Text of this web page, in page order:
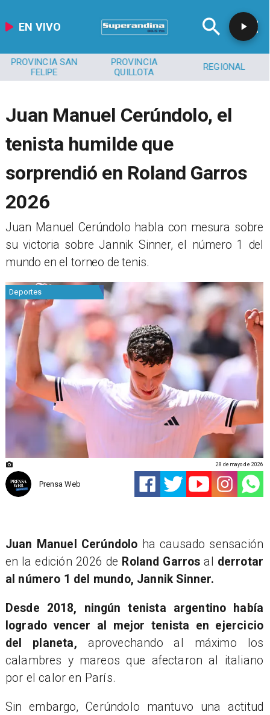
EN VIVO
PROVINCIA SAN
FELIPE
PROVINCIA
QUILLOTA
REGIONAL
Juan Manuel Cerúndolo, el
tenista humilde que
sorprendió en Roland Garros
2026
Juan Manuel Cerúndolo habla con mesura sobre
su victoria sobre Jannik Sinner, el número 1 del
mundo en el torneo de tenis.
Deportes
Prensa Web
28 de mayo de 2026
Juan Manuel Cerúndolo ha causado sensación
en la edición 2026 de Roland Garros al derrotar
al número 1 del mundo, Jannik Sinner.
Desde 2018, ningún tenista argentino había
logrado vencer al mejor tenista en ejercicio
del planeta, aprovechando al máximo los
calambres y mareos que afectaron al italiano
por el calor en París.
Sin embargo, Cerúndolo mantuvo una actitud